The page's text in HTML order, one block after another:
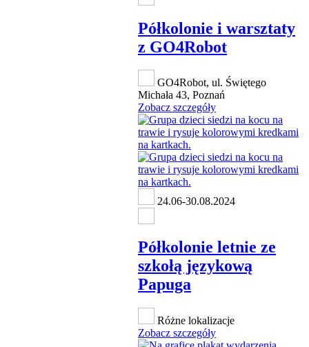
Półkolonie i warsztaty
z GO4Robot
GO4Robot, ul. Świętego
Michała 43, Poznań
Zobacz szczegóły
24.06-30.08.2024
Półkolonie letnie ze
szkołą językową
Papuga
Różne lokalizacje
Zobacz szczegóły